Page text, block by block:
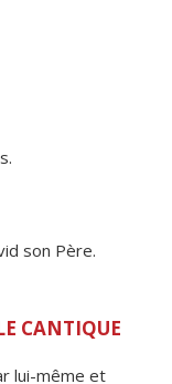
son Père.
CANTIQUE
lui-même et